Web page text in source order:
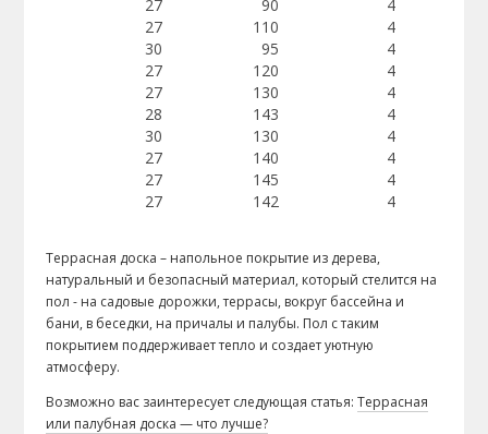
27
90
4
27
110
4
30
95
4
27
120
4
27
130
4
28
143
4
30
130
4
27
140
4
27
145
4
27
142 4
Террасная доска – напольное покрытие из дерева,
натуральный и безопасный материал, который стелится на
пол - на садовые дорожки, террасы, вокруг бассейна и
бани, в беседки, на причалы и палубы. Пол с таким
покрытием поддерживает тепло и создает уютную
атмосферу.
Возможно вас заинтересует следующая статья:Террасная
или палубная доска — что лучше?